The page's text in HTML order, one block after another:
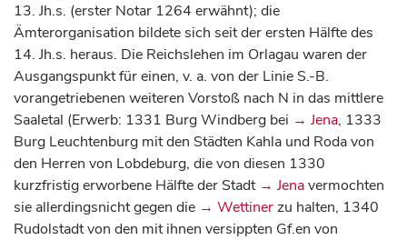
13. Jh.s. (erster Notar 1264 erwähnt); die
Ämterorganisation bildete sich seit der ersten Hälfte des
14. Jh.s. heraus. Die Reichslehen im Orlagau waren der
Ausgangspunkt für einen, v. a. von der Linie S.-B.
vorangetriebenen weiteren Vorstoß nach N in das mittlere
Saaletal (Erwerb: 1331 Burg Windberg bei → Jena, 1333
Burg Leuchtenburg mit den Städten Kahla und Roda von
den Herren von Lobdeburg, die von diesen 1330
kurzfristig erworbene Hälfte der Stadt → Jenavermochten
sie allerdingsnicht gegen die → Wettinerzu halten, 1340
Rudolstadt von den mit ihnen versippten Gf.en von